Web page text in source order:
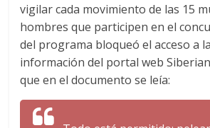
vigilar cada movimiento de las 15
hombres que participen en el
del programa bloqueó el acceso a
información del portal web
que en el documento se leía: